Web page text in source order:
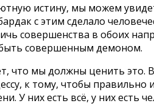
истину, мы можем
с этим сделало
совершенства в обоих
совершенным демоном.
что мы должны ценить это.
к тому, чтобы
У них есть всё, у них есть